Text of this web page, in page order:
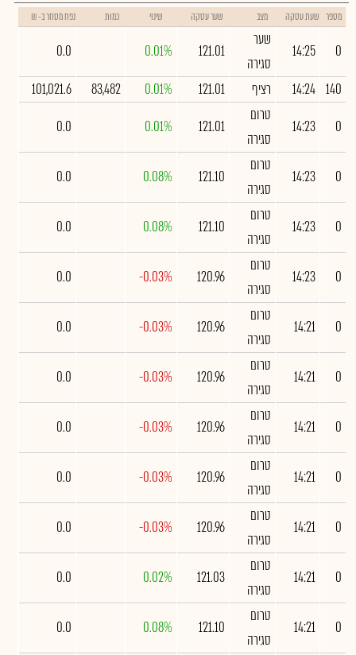
מספר שעת עסקה מצב שער עסקה שינוי כמות נפח מסחר ב- ₪
0
14:25
שער
סגירה
121.01
0.01%
0.0
140
14:24 רציף 121.01
0.01%
83,482
101,021.6
0
14:23
טרום
סגירה
121.01
0.01%
0.0
0
14:23
טרום
סגירה
121.10
0.08%
0.0
0
14:23
טרום
סגירה
121.10
0.08%
0.0
0
14:23
טרום
סגירה
120.96
-0.03%
0.0
0
14:21
טרום
סגירה
120.96
-0.03%
0.0
0
14:21
טרום
סגירה
120.96
-0.03%
0.0
0
14:21
טרום
סגירה
120.96
-0.03%
0.0
0
14:21
טרום
סגירה
120.96
-0.03%
0.0
0
14:21
טרום
סגירה
120.96
-0.03%
0.0
0
14:21
טרום
סגירה
121.03
0.02%
0.0
0
14:21
טרום
סגירה
121.10
0.08%
0.0